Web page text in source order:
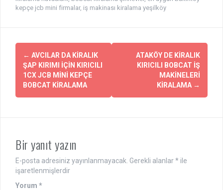
kepçe jcb mini firmalar, iş makinası kiralama yeşilköy
Yazı
dolaşımı
← AVCILAR DA KİRALIK
ŞAP KIRIMI İÇİN KIRICILI
1CX JCB MİNİ KEPÇE
BOBCAT KİRALAMA
ATAKÖY DE KİRALIK
KIRICILI BOBCAT İŞ
MAKİNELERİ
KİRALAMA →
Bir yanıt yazın
E-posta adresiniz yayınlanmayacak. Gerekli alanlar* ile
işaretlenmişlerdir
Yorum *